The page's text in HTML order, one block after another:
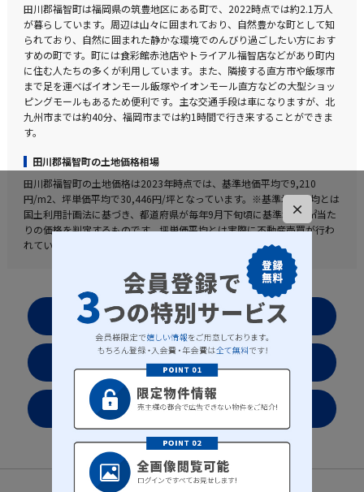
田川郡福智町は福岡県の筑豊地区にある町で、2022時点では約2.1万人
が暮らしています。周辺は山々に囲まれており、自然豊かな町として知
られており、自然に囲まれた静かな環境でのんびり過ごしたい方におす
すめの町です。町には食彩館赤池店やトライアル福智店などがあり町内
に住む人たちの多くが利用しています。また、隣接する直方市や飯塚市
まで足を運べばイオンモール飯塚やイオンモール直方などの大型ショッ
ピングモールもあるため便利です。主な交通手段は車になりますが、北
九州市までは約40分、福岡市までは約1時間で行き来することができま
す。
田川郡福智町の土地価格相場
田川郡福智町の土地価格は2023年時点では、基準地価平均で9,210
円/m2、坪単価平均で30,446円/坪となっています。※基準地価平均とは
国土利用計画法に基づき、都道府県が毎年9月下旬頃に基準地の1㎡当た
りの価格を判定するものです。坪単価平均とは実際に不動産売買が行わ
れている値段を表した実勢値となります。
お気に入りリストを見る
×